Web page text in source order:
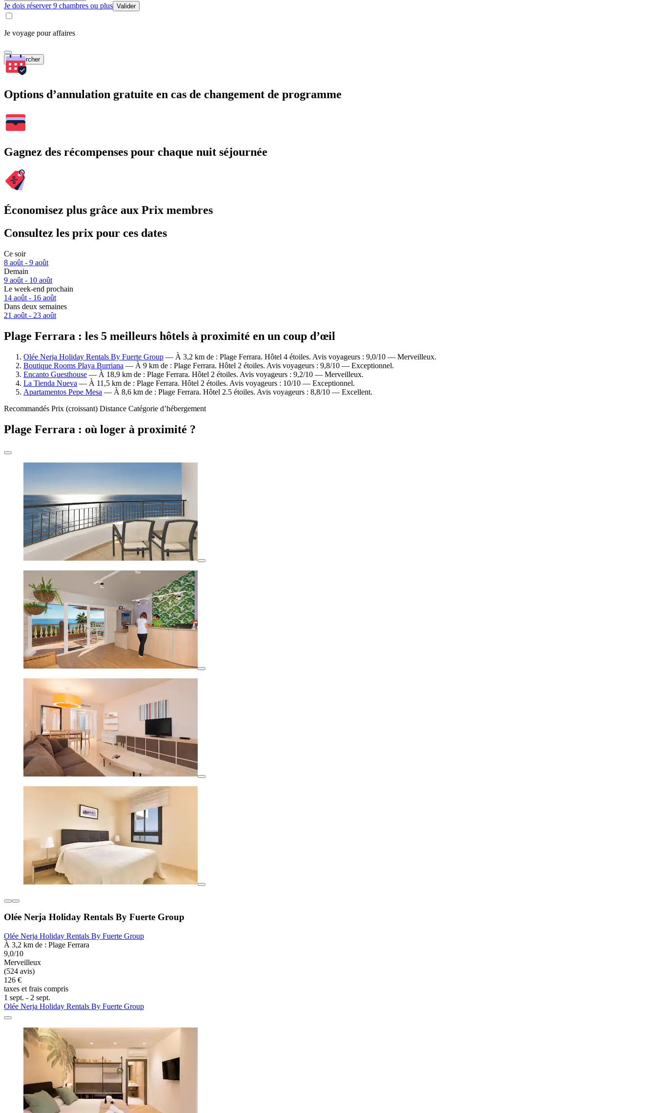
Je dois réserver 9 chambres ou plus Valider
Je voyage pour affaires
Rechercher
Options d’annulation gratuite en cas de changement de programme
Gagnez des récompenses pour chaque nuit séjournée
Économisez plus grâce aux Prix membres
Consultez les prix pour ces dates
Ce soir
8 août - 9 août
Demain
9 août - 10 août
Le week-end prochain
14 août - 16 août
Dans deux semaines
21 août - 23 août
Plage Ferrara : les 5 meilleurs hôtels à proximité en un coup d’œil
Olée Nerja Holiday Rentals By Fuerte Group — À 3,2 km de : Plage Ferrara. Hôtel 4 étoiles. Avis voyageurs : 9,0/10 — Merveilleux.
Boutique Rooms Playa Burriana — À 9 km de : Plage Ferrara. Hôtel 2 étoiles. Avis voyageurs : 9,8/10 — Exceptionnel.
Encanto Guesthouse — À 18,9 km de : Plage Ferrara. Hôtel 2 étoiles. Avis voyageurs : 9,2/10 — Merveilleux.
La Tienda Nueva — À 11,5 km de : Plage Ferrara. Hôtel 2 étoiles. Avis voyageurs : 10/10 — Exceptionnel.
Apartamentos Pepe Mesa — À 8,6 km de : Plage Ferrara. Hôtel 2.5 étoiles. Avis voyageurs : 8,8/10 — Excellent.
Recommandés Prix (croissant) Distance Catégorie d’hébergement
Plage Ferrara : où loger à proximité ?
Olée Nerja Holiday Rentals By Fuerte Group
Olée Nerja Holiday Rentals By Fuerte Group
À 3,2 km de : Plage Ferrara
9,0/10
Merveilleux
(524 avis)
126 €
taxes et frais compris
1 sept. - 2 sept.
Olée Nerja Holiday Rentals By Fuerte Group